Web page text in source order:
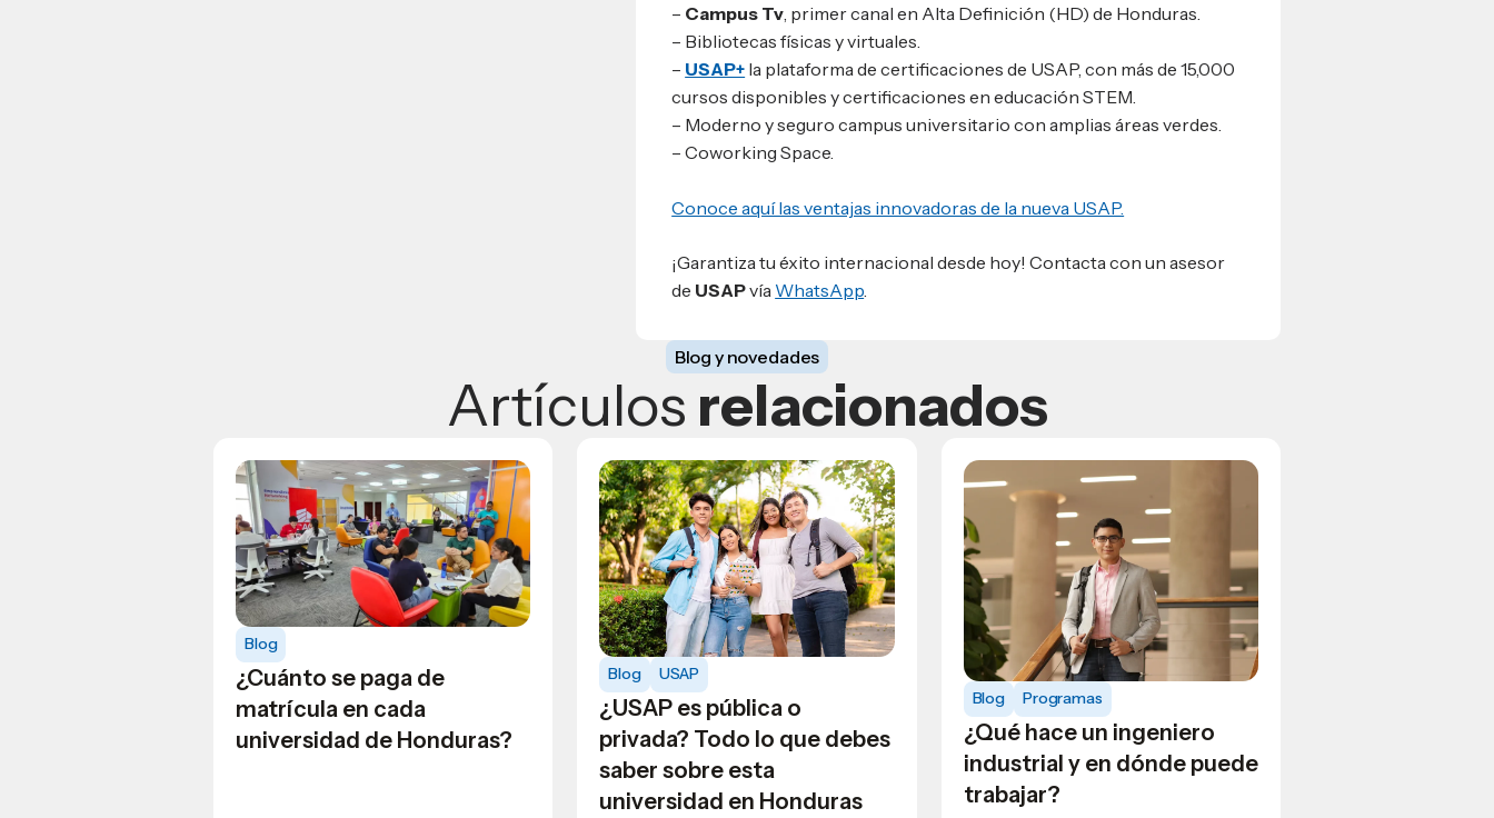
– Campus Tv , primer canal en Alta Definición (HD) de Honduras.
– Bibliotecas físicas y virtuales.
– USAP+ la plataforma de certificaciones de USAP, con más de 15,000
cursos disponibles y certificaciones en educación STEM.
– Moderno y seguro campus universitario con amplias áreas verdes.
– Coworking Space.
Conoce aquí las ventajas innovadoras de la nueva USAP.
¡Garantiza tu éxito internacional desde hoy! Contacta con un asesor
de USAPvía WhatsApp.
Blog y novedades
Artículos relacionados
Blog
¿Cuánto se paga de
matrícula en cada
universidad de Honduras?
Blog USAP
¿USAP es pública o
privada? Todo lo que debes
saber sobre esta
universidad en Honduras
Blog Programas
¿Qué hace un ingeniero
industrial y en dónde puede
trabajar?